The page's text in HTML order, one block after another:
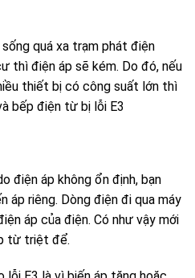
sống quá xa trạm phát điện
thì điện áp sẽ kém. Do đó, nếu
thiết bị có công suất lớn thì
bếp điện từ bị lỗi E3
điện áp không ổn định, bạn
áp riêng. Dòng điện đi qua máy
áp của điện. Có như vậy mới
từ triệt để.